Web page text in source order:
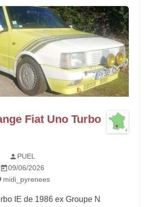
Fiat Uno Turbo
PUEL
09/06/2026
midi_pyrenees
IE de 1986 ex Groupe N